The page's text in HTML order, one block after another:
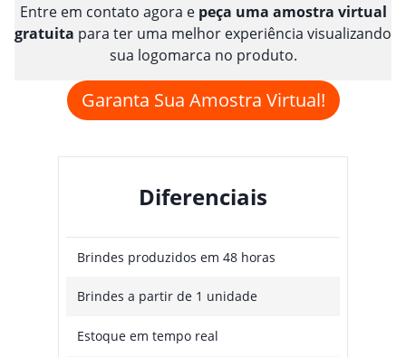
Entre em contato agora e peça uma amostra virtual
gratuita para ter uma melhor experiência visualizando
sua logomarca no produto.
Garanta Sua Amostra Virtual!
Diferenciais
Brindes produzidos em 48 horas
Brindes a partir de 1 unidade
Estoque em tempo real